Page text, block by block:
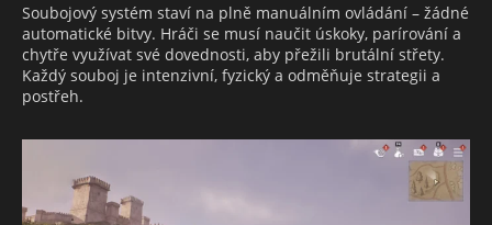
Soubojový systém staví na plně manuálním ovládání – žádné
automatické bitvy. Hráči se musí naučit úskoky, parírování a
chytře využívat své dovednosti, aby přežili brutální střety.
Každý souboj je intenzivní, fyzický a odměňuje strategii a
postřeh.